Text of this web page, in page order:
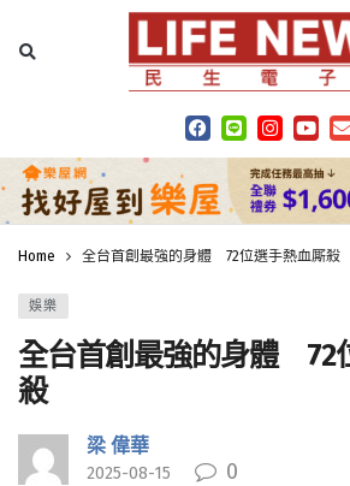
Home 全台首創最強的身體 72位選手熱血廝殺
娛樂
全台首創最強的身體 72
殺
梁 偉華
2025-08-15 0